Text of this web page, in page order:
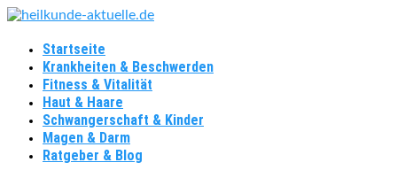
Startseite
Krankheiten & Beschwerden
Fitness & Vitalität
Haut & Haare
Schwangerschaft & Kinder
Magen & Darm
Ratgeber & Blog